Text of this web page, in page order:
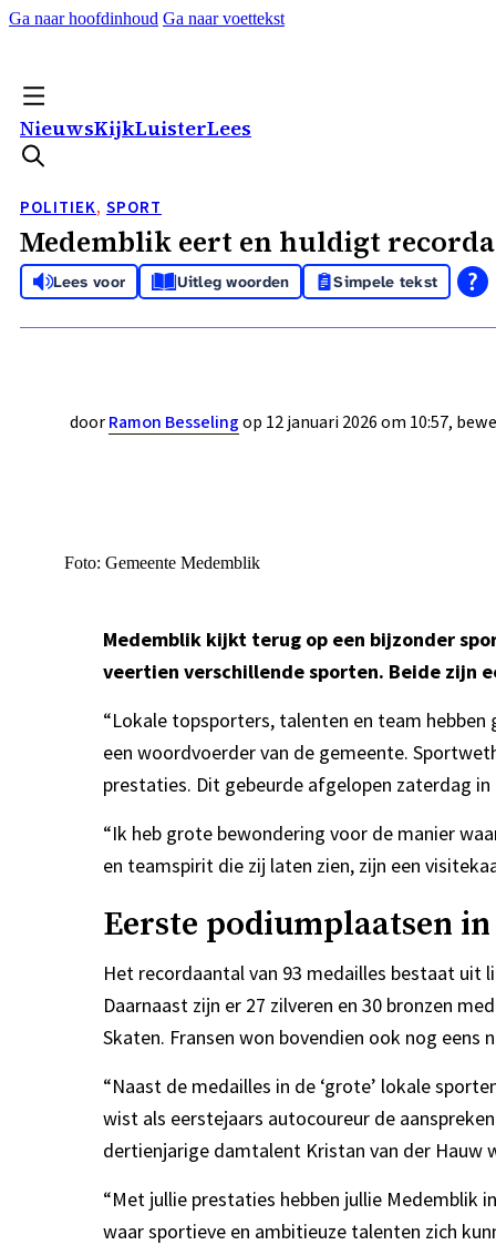
Ga naar hoofdinhoud Ga naar voettekst
NieuwsKijkLuisterLees
POLITIEK, SPORT
Medemblik eert en huldigt
Lees voor Uitleg woorden Simpele tekst
doorRamon Besselingop 12 januari 2026 om 10:57,
Foto: Gemeente Medemblik
Medemblik kijkt terug op een bijzonder
veertien verschillende sporten. Beide zijn
“Lokale topsporters, talenten en team
een woordvoerder van de gemeente.
prestaties. Dit gebeurde afgelopen zaterdag
“Ik heb grote bewondering voor de manier
en teamspirit die zij laten zien, zijn een
Eerste podiumplaatsen
Het recordaantal van 93 medailles bestaat uit
Daarnaast zijn er 27 zilveren en 30 bronzen
Skaten. Fransen won bovendien ook nog eens
“Naast de medailles in de ‘grote’ lokale
wist als eerstejaars autocoureur de
dertienjarige damtalent Kristan van der Hauw
“Met jullie prestaties hebben jullie Medemblik
waar sportieve en ambitieuze talenten zich